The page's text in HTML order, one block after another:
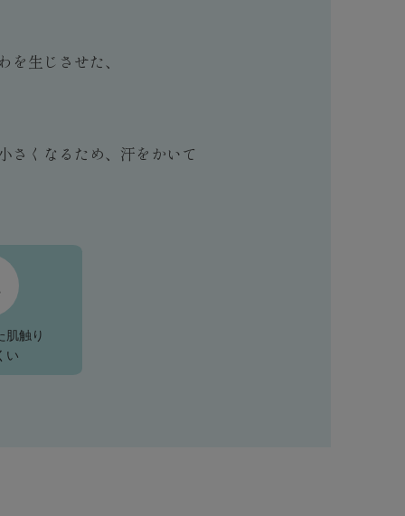
生じさせた、
さくなるため、汗をかいて
肌触り
い